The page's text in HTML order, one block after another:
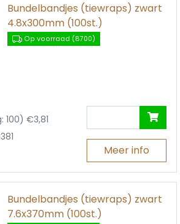
Bundelbandjes (tiewraps) zwart
4.8x300mm (100st.)
Op voorraad (8700)
100) €3,81
Meer info
Bundelbandjes (tiewraps) zwart
7.6x370mm (100st.)